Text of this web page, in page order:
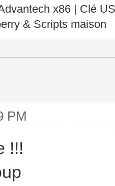
x86 | Clé
& Scripts maison
PM
!!!